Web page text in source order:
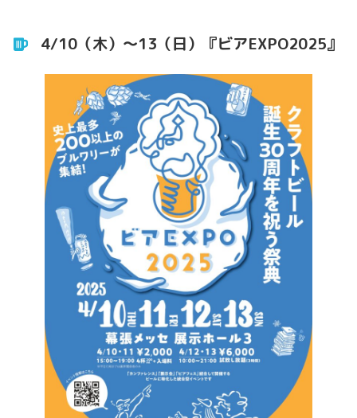
4/10（木）〜13（日）『ビアEXPO2025』